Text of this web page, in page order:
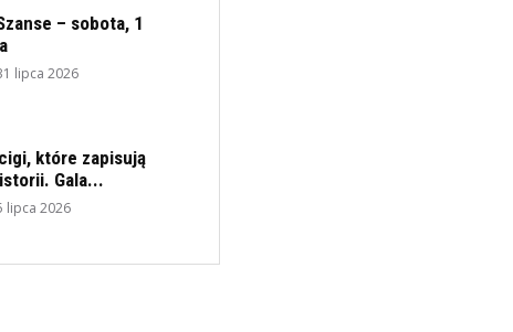
– sobota, 1
lipca 2026
które zapisują
Gala...
lipca 2026